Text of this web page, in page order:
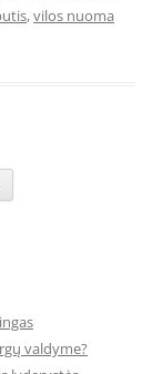
,vilos nuoma
valdyme?